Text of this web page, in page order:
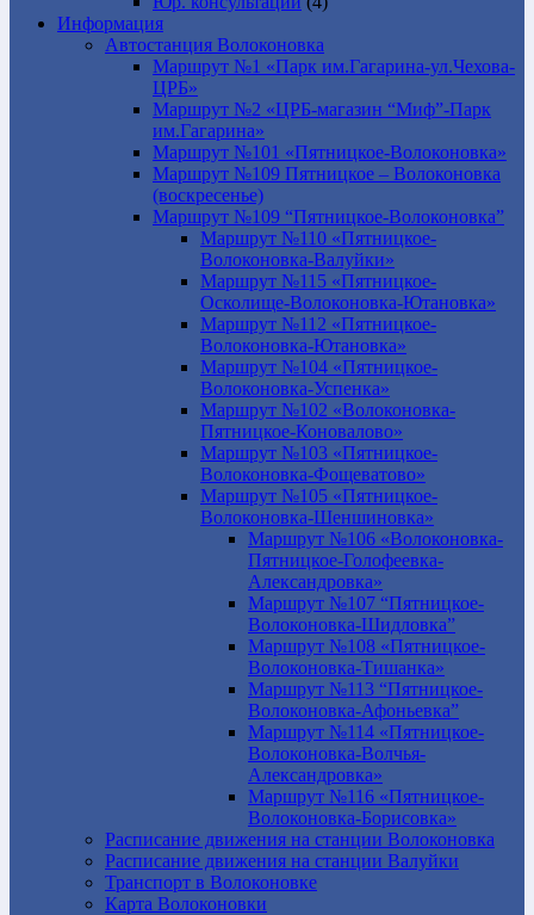
Информация
Автостанция Волоконовка
Маршрут №1 «Парк им.Гагарина-ул.Чехова-
ЦРБ»
Маршрут №2 «ЦРБ-магазин “Миф”-Парк
им.Гагарина»
Маршрут №101 «Пятницкое-Волоконовка»
Маршрут №109 Пятницкое – Волоконовка
(воскресенье)
Маршрут №109 “Пятницкое-Волоконовка”
Маршрут №110 «Пятницкое-
Волоконовка-Валуйки»
Маршрут №115 «Пятницкое-
Осколище-Волоконовка-Ютановка»
Маршрут №112 «Пятницкое-
Волоконовка-Ютановка»
Маршрут №104 «Пятницкое-
Волоконовка-Успенка»
Маршрут №102 «Волоконовка-
Пятницкое-Коновалово»
Маршрут №103 «Пятницкое-
Волоконовка-Фощеватово»
Маршрут №105 «Пятницкое-
Волоконовка-Шеншиновка»
Маршрут №106 «Волоконовка-
Пятницкое-Голофеевка-
Александровка»
Маршрут №107 “Пятницкое-
Волоконовка-Шидловка”
Маршрут №108 «Пятницкое-
Волоконовка-Тишанка»
Маршрут №113 “Пятницкое-
Волоконовка-Афоньевка”
Маршрут №114 «Пятницкое-
Волоконовка-Волчья-
Александровка»
Маршрут №116 «Пятницкое-
Волоконовка-Борисовка»
Расписание движения на станции Волоконовка
Расписание движения на станции Валуйки
Транспорт в Волоконовке
Карта Волоконовки